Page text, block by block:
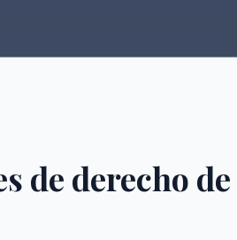
de derecho de